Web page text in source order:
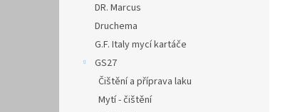
DR. Marcus
Druchema
G.F. Italy mycí kartáče
GS27
Čištění a příprava laku
Mytí - čištění